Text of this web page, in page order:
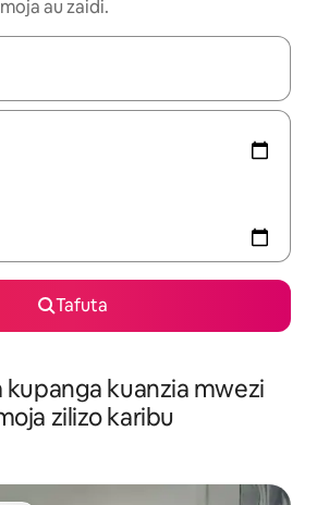
au zaidi.
vinjari kwa kutumia vitufe vya
Tafuta
kupanga kuanzia mwezi
zilizo karibu